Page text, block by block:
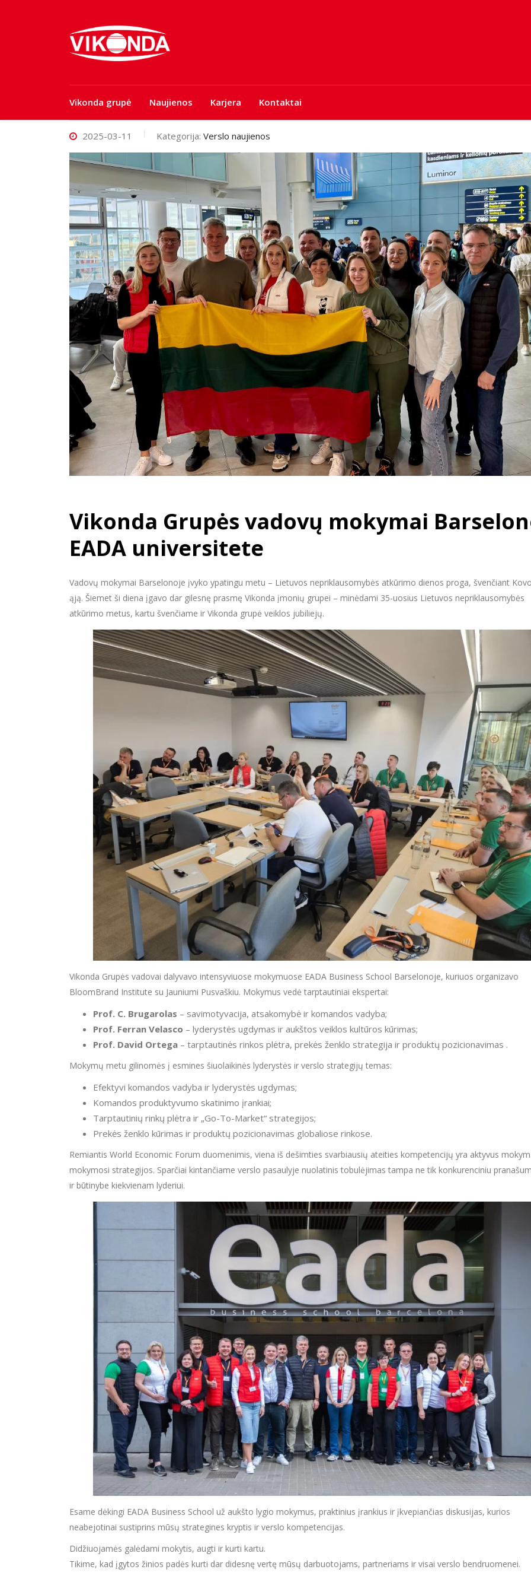
Vikonda grupė Naujienos Karjera Kontaktai
2025-03-11 Kategorija: Verslo naujienos
Vikonda Grupės vadovų mokymai
EADA universitete
Vadovų mokymai Barselonoje įvyko ypatingu metu – Lietuvos nepriklausomybės atkūrimo dienos proga, švenčiant
ąją. Šiemet ši diena įgavo dar gilesnę prasmę Vikonda įmonių grupei – minėdami 35-uosius Lietuvos nepriklausomybės
atkūrimo metus, kartu švenčiame ir Vikonda grupė veiklos jubiliejų.
Vikonda Grupės vadovai dalyvavo intensyviuose mokymuose EADA Business School Barselonoje, kuriuos organizavo
BloomBrand Institute su Jauniumi Pusvaškiu. Mokymus vedė tarptautiniai ekspertai:
Prof. C. Brugarolas – savimotyvacija, atsakomybė ir komandos vadyba;
Prof. Ferran Velasco – lyderystės ugdymas ir aukštos veiklos kultūros kūrimas;
Prof. David Ortega – tarptautinės rinkos plėtra, prekės ženklo strategija ir produktų pozicionavimas .
Mokymų metu gilinomės į esmines šiuolaikinės lyderystės ir verslo strategijų temas:
Efektyvi komandos vadyba ir lyderystės ugdymas;
Komandos produktyvumo skatinimo įrankiai;
Tarptautinių rinkų plėtra ir „Go-To-Market“ strategijos;
Prekės ženklo kūrimas ir produktų pozicionavimas globaliose rinkose.
Remiantis World Economic Forum duomenimis, viena iš dešimties svarbiausių ateities kompetencijų yra aktyvus
mokymosi strategijos. Sparčiai kintančiame verslo pasaulyje nuolatinis tobulėjimas tampa ne tik konkurenciniu
ir būtinybe kiekvienam lyderiui.
Esame dėkingi EADA Business School už aukšto lygio mokymus, praktinius įrankius ir įkvepiančias diskusijas, kurios
neabejotinai sustiprins mūsų strategines kryptis ir verslo kompetencijas.
Didžiuojamės galėdami mokytis, augti ir kurti kartu.
Tikime, kad įgytos žinios padės kurti dar didesnę vertę mūsų darbuotojams, partneriams ir visai verslo bendruomenei.